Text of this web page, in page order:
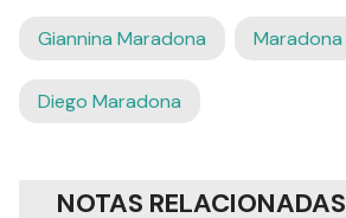
Giannina Maradona Maradona
Diego Maradona
NOTAS RELACIONADAS